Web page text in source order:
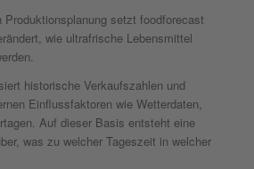
setzt foodforecast
wie ultrafrische Lebensmittel
historische Verkaufszahlen und
Einflussfaktoren wie Wetterdaten,
Auf dieser Basis entsteht eine
was zu welcher Tageszeit in welcher